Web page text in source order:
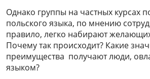
Однако группы на частных курсах
польского языка, по мнению
правило, легко набирают
Почему так происходит? Какие
преимущества получают люди,
языком?